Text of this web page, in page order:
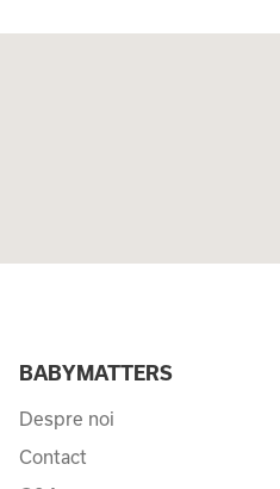
BABYMATTERS
Despre noi
Contact